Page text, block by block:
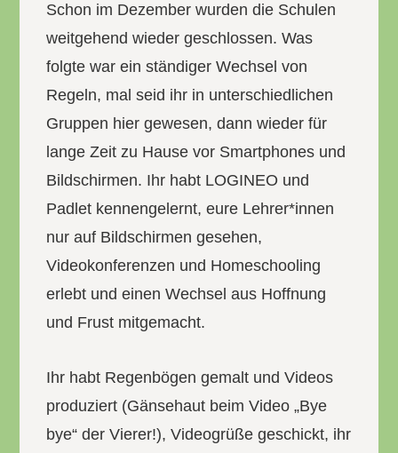
Schon im Dezember wurden die Schulen
weitgehend wieder geschlossen. Was
folgte war ein ständiger Wechsel von
Regeln, mal seid ihr in unterschiedlichen
Gruppen hier gewesen, dann wieder für
lange Zeit zu Hause vor Smartphones und
Bildschirmen. Ihr habt LOGINEO und
Padlet kennengelernt, eure Lehrer*innen
nur auf Bildschirmen gesehen,
Videokonferenzen und Homeschooling
erlebt und einen Wechsel aus Hoffnung
und Frust mitgemacht.
Ihr habt Regenbögen gemalt und Videos
produziert (Gänsehaut beim Video „Bye
bye“ der Vierer!), Videogrüße geschickt, ihr